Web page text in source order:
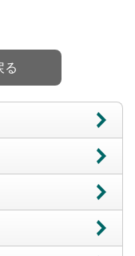
る